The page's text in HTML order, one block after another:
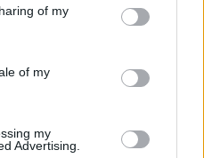
behaviour. You may click to
and its third-party tags to
purposes in below Google
of my
of my
my
Advertising.